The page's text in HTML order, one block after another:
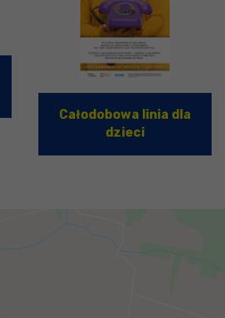
Całodobowa linia dla
dzieci